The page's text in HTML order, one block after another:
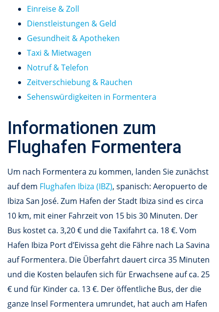
Einreise & Zoll
Dienstleistungen & Geld
Gesundheit & Apotheken
Taxi & Mietwagen
Notruf & Telefon
Zeitverschiebung & Rauchen
Sehenswürdigkeiten in Formentera
Informationen zum
Flughafen Formentera
Um nach Formentera zu kommen, landen Sie zunächst
auf dem Flughafen Ibiza (IBZ), spanisch: Aeropuerto de
Ibiza San José. Zum Hafen der Stadt Ibiza sind es circa
10 km, mit einer Fahrzeit von 15 bis 30 Minuten. Der
Bus kostet ca. 3,20 € und die Taxifahrt ca. 18 €. Vom
Hafen Ibiza Port d’Eivissa geht die Fähre nach La Savina
auf Formentera. Die Überfahrt dauert circa 35 Minuten
und die Kosten belaufen sich für Erwachsene auf ca. 25
€ und für Kinder ca. 13 €. Der öffentliche Bus, der die
ganze Insel Formentera umrundet, hat auch am Hafen